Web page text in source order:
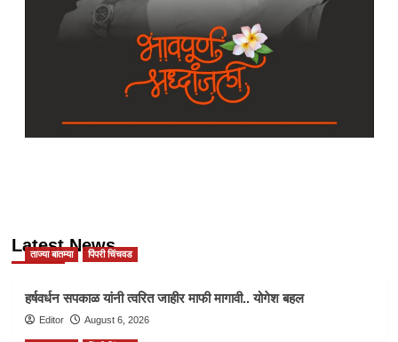
Latest News
ताज्या बातम्या पिंपरी चिंचवड
हर्षवर्धन सपकाळ यांनी त्वरित जाहीर माफी मागावी.. योगेश बहल
Editor August 6, 2026